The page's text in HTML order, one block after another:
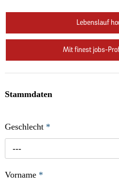
Lebenslauf
Mit finest jobs-
Stammdaten
Geschlecht *
---
Vorname *